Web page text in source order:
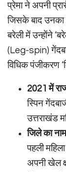
प्रेमा ने अपनी
जिसके बाद उनका
बरेली में उन्होंने
(Leg-spin)
विधिक पंजीकरण
2021 में
स्पिन
उत्तराखंड
जिले का
पहली
अपनी खेल